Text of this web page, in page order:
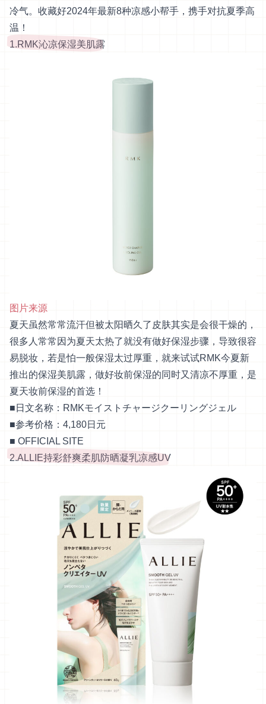
冷气。收藏好2024年最新8种凉感小帮手，携手对抗夏季高
温！
1.RMK沁凉保湿美肌露
图片来源
夏天虽然常常流汗但被太阳晒久了皮肤其实是会很干燥的，
很多人常常因为夏天太热了就没有做好保湿步骤，导致很容
易脱妆，若是怕一般保湿太过厚重，就来试试RMK今夏新
推出的保湿美肌露，做好妆前保湿的同时又清凉不厚重，是
夏天妆前保湿的首选！
■日文名称：RMKモイストチャージクーリングジェル
■参考价格：4,180日元
■ OFFICIAL SITE
2.ALLIE持彩舒爽柔肌防晒凝乳凉感UV